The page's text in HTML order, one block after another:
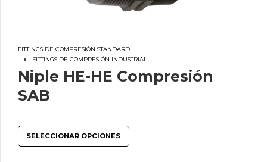
FITTINGS DE COMPRESIÓN STANDARD
FITTINGS DE COMPRESIÓN INDUSTRIAL
Niple HE-HE Compresión
SAB
SELECCIONAR OPCIONES